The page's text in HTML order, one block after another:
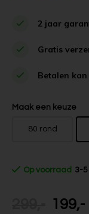
2 jaar
Gratis
Betalen
Maak een keuze
80 rond
Op voorraad 3-
199,-